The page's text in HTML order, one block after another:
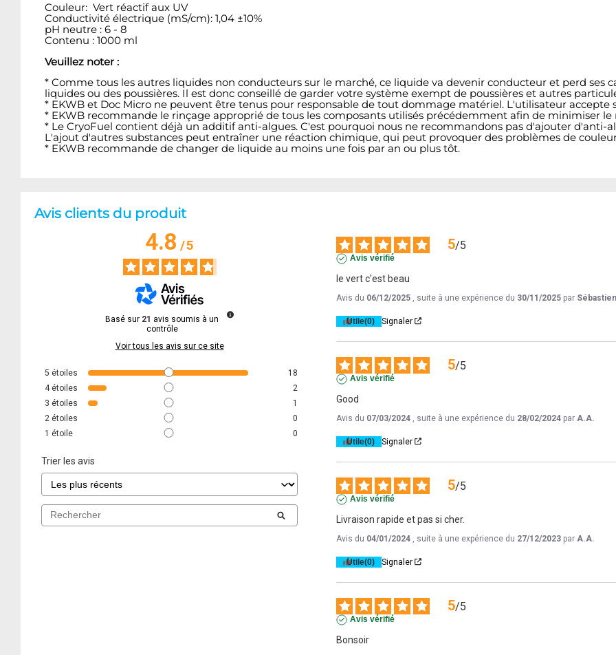
Couleur: Vert réactif aux UV
Conductivité électrique (mS/cm): 1,04 ±10%
pH neutre : 6 - 8
Contenu : 1000 ml
Veuillez noter :
* Comme tous les autres liquides non conducteurs sur le marché, ce liquide va devenir conducteur et perd ses
liquides ou des poussières. Il est donc conseillé de garder votre système exempt de poussières et autres
* EKWB et Doc Micro ne peuvent être tenus pour responsable de tout dommage matériel. L'utilisateur accepte
* EKWB recommande le rinçage approprié de tous les composants utilisés précédemment afin de minimiser le
* Le CryoFuel contient déjà un additif anti-algues. C'est pourquoi nous ne recommandons pas d'ajouter d'anti-
L'ajout d'autres substances peut entraîner une réaction chimique, qui peut provoquer des problèmes de
* EKWB recommande de changer de liquide au moins une fois par an ou plus tôt.
Avis clients du produit
4.8/5
Basé sur 21 avis soumis à un
contrôle
Voir tous les avis sur ce site
5 étoiles
18
4 étoiles
2
3 étoiles
1
2 étoiles
0
1 étoile 0
Trier les avis
5/5
Avis vérifié
le vert c'est beau
Avis du 06/12/2025 , suite à une expérience du 30/11/2025 par
Utile(0) Signaler
5/5
Avis vérifié
Good
Avis du 07/03/2024 , suite à une expérience du 28/02/2024 parA.A.
Utile(0) Signaler
5/5
Avis vérifié
Livraison rapide et pas si cher.
Avis du 04/01/2024 , suite à une expérience du 27/12/2023 parA.A.
Utile(0) Signaler
5/5
Avis vérifié
Bonsoir